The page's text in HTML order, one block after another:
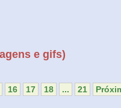
e gifs)
16 17 18 ... 21